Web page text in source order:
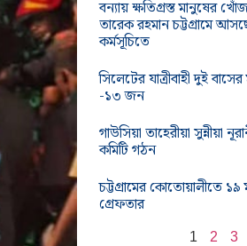
বন্যায় ক্ষতিগ্রস্ত মানুষের
তারেক রহমান চট্টগ্রামে
কর্মসূচিতে
সিলেটের যাত্রীবাহী দুই
-১৩ জন
গাউসিয়া তাহেরীয়া সুন্নীয়া
কমিটি গঠন
চট্টগ্রামের কোতোয়ালীতে
গ্রেফতার
1 2 3